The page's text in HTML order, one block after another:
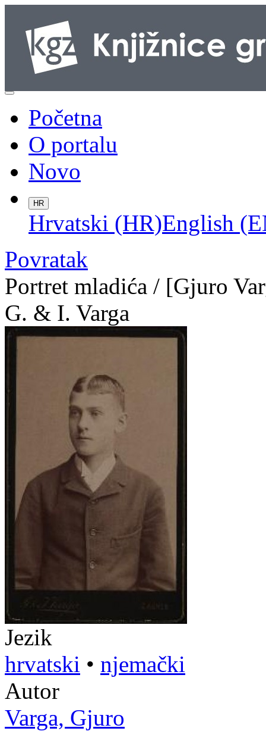
Početna
O portalu
Novo
HR
Hrvatski (HR)English
Povratak
Portret mladića / [Gjuro
G. & I. Varga
Jezik
hrvatski • njemački
Autor
Varga, Gjuro